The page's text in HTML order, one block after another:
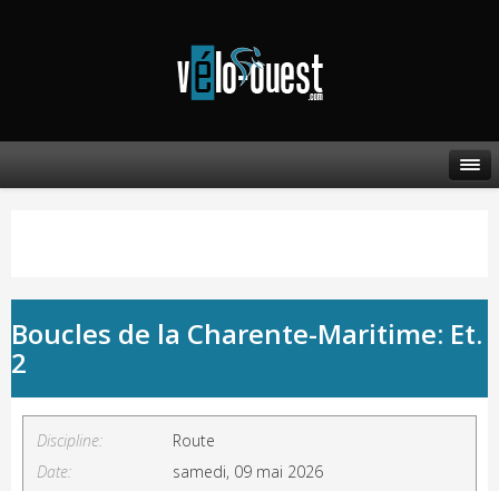
Boucles de la Charente-Maritime: Et.
2
Discipline:
Route
Date:
samedi, 09 mai 2026